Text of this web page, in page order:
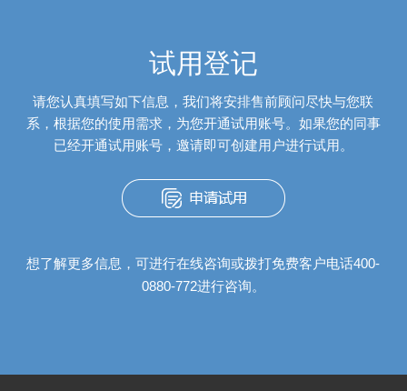
试用登记
请您认真填写如下信息，我们将安排售前顾问尽快与您联
系，根据您的使用需求，为您开通试用账号。如果您的同事
已经开通试用账号，邀请即可创建用户进行试用。
想了解更多信息，可进行在线咨询或拨打免费客户电话400-
0880-772进行咨询。